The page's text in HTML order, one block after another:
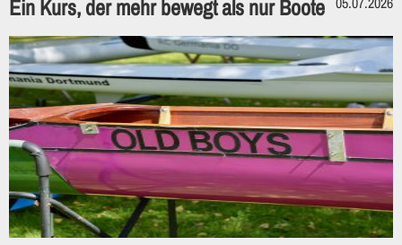
Ein Kurs, der mehr bewegt als nur Boote